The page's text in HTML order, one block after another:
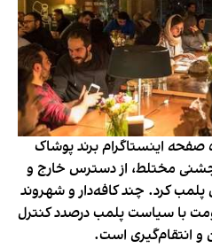
صفحه اینستاگرام برند پوشاک
مختلط، از دسترس خارج و
پلمب کرد. چند کافه‌‌دار و شهروند
با سیاست پلمب درصدد کنترل
و انتقام‌گیری است.